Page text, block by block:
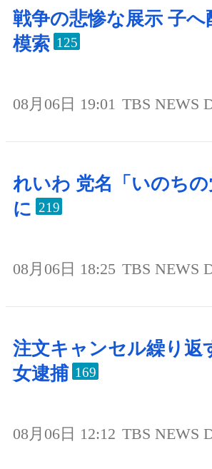
戦争の悲惨な展示 子へ
模索 125
08月06日 19:01 TBS NEWS
れいわ 党名「いのちの
に 219
08月06日 18:25 TBS NEWS
注文キャンセル繰り返
女逮捕 169
08月06日 12:12 TBS NEWS